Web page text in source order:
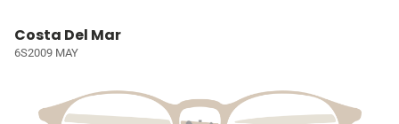
Costa Del Mar
6S2009 MAY